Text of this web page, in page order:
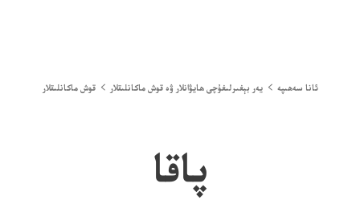
ئانا سەھىپە يەر بېغىرلىغۇچى ھايۋانلار ۋە قوش ماكانلىقلار قوش ماكانلىقلار
پاقا